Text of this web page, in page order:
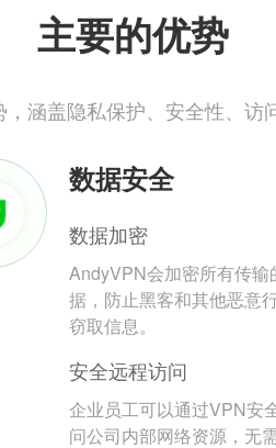
主要的优势
涵盖隐私保护、安全性、访
数据安全
数据加密
AndyVPN会加密所有传输
据，防止黑客和其他恶意
窃取信息。
安全远程访问
企业员工可以通过VPN安
问公司内部网络资源，无